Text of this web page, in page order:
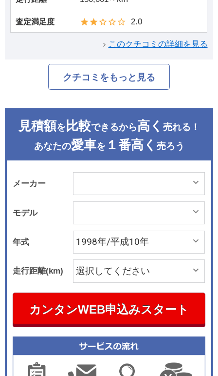
査定満足度 2.0
このクチコミの詳細を見る
クチコミをもっと見る
見積額を 比較できるから高く 売れる！
あなたの愛車を １番高く 売ろう
メーカー
モデル
年式
走行距離(km)
カンタンWEB申込みスタート